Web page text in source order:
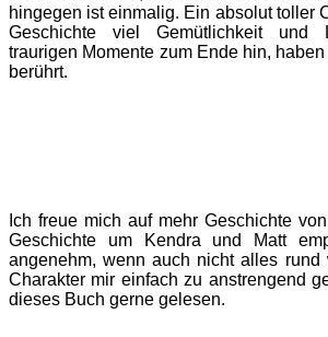
hingegen ist einmalig. Ein absolut toller
Geschichte viel Gemütlichkeit und
traurigen Momente zum Ende hin,
berührt.
Ich freue mich auf mehr Geschichte
Geschichte um Kendra und Matt
angenehm, wenn auch nicht alles rund
Charakter mir einfach zu anstrengend
dieses Buch gerne gelesen.